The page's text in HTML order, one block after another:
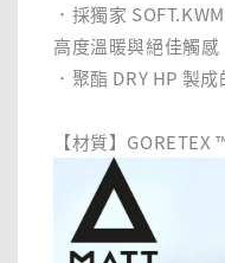
．採獨家
高度溫暖與絕佳觸感
．聚酯 DRY HP 製
【材質】